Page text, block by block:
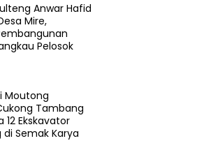
Anwar Hafid
Mire,
Pelosok
Moutong
Tambang
12 Ekskavator
Semak Karya